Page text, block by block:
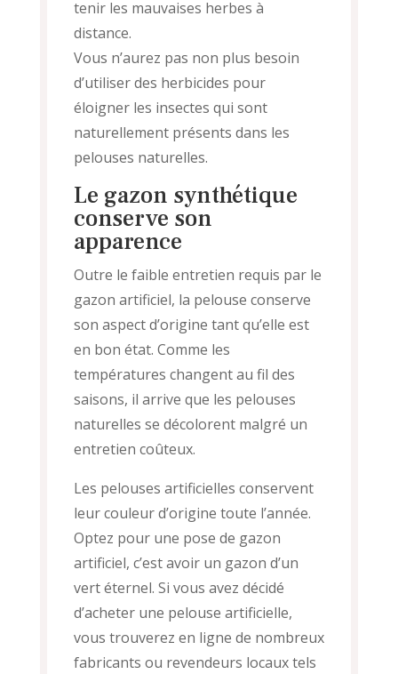
tenir les mauvaises herbes à
distance.
Vous n’aurez pas non plus besoin
d’utiliser des herbicides pour
éloigner les insectes qui sont
naturellement présents dans les
pelouses naturelles.
Le gazon synthétique
conserve son
apparence
Outre le faible entretien requis par le
gazon artificiel, la pelouse conserve
son aspect d’origine tant qu’elle est
en bon état. Comme les
températures changent au fil des
saisons, il arrive que les pelouses
naturelles se décolorent malgré un
entretien coûteux.
Les pelouses artificielles conservent
leur couleur d’origine toute l’année.
Optez pour une pose de gazon
artificiel, c’est avoir un gazon d’un
vert éternel. Si vous avez décidé
d’acheter une pelouse artificielle,
vous trouverez en ligne de nombreux
fabricants ou revendeurs locaux tels